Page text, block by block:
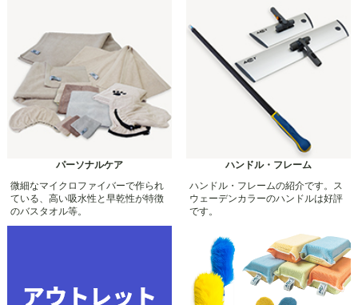
パーソナルケア
微細なマイクロファイバーで作られ
ている、高い吸水性と早乾性が特徴
のバスタオル等。
ハンドル・フレーム
ハンドル・フレームの紹介です。ス
ウェーデンカラーのハンドルは好評
です。